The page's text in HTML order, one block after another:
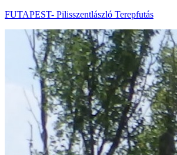
FUTAPEST- Pilisszentlászló Terepfutás